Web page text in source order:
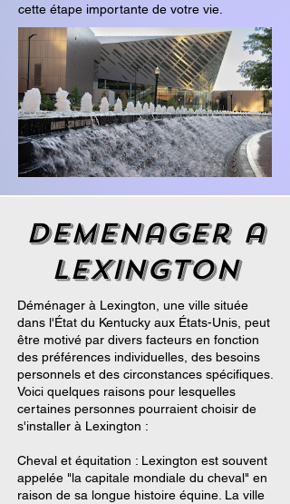
cette étape importante de votre vie.
demenager a
Lexington
Déménager à Lexington, une ville située
dans l'État du Kentucky aux États-Unis, peut
être motivé par divers facteurs en fonction
des préférences individuelles, des besoins
personnels et des circonstances spécifiques.
Voici quelques raisons pour lesquelles
certaines personnes pourraient choisir de
s'installer à Lexington :
Cheval et équitation : Lexington est souvent
appelée "la capitale mondiale du cheval" en
raison de sa longue histoire équine. La ville